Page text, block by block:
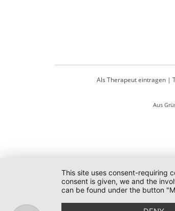
Als Therapeut eintragen|
Aus
This site uses consent-requiring
consent is given, we and the
can be found under the button